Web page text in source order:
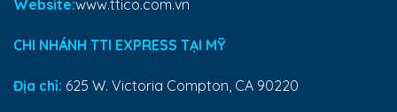
Website:www.ttico.com.vn
CHI NHÁNH TTI EXPRESS TẠI MỸ
Địa chỉ: 625 W. Victoria Compton, CA 90220